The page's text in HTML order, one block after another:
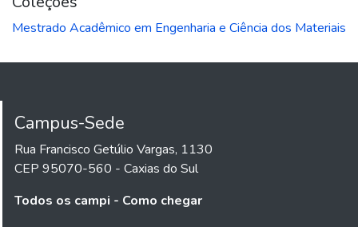
Mestrado Acadêmico em Engenharia e Ciência dos Materiais
Campus-Sede
Rua Francisco Getúlio Vargas, 1130
CEP 95070-560 - Caxias do Sul
Todos os campi - Como chegar